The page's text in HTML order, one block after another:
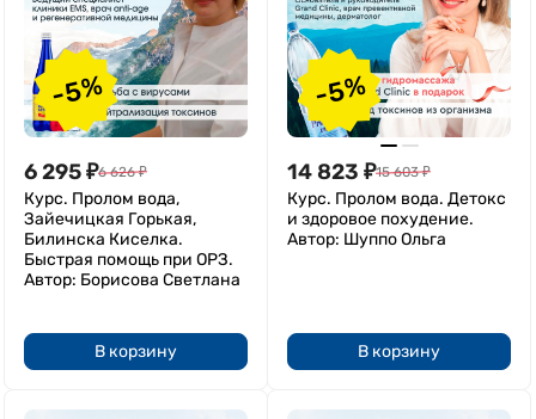
-5%
6 295₽6 626 ₽
Курс. Пролом вода,
Зайечицкая Горькая,
Билинска Киселка.
Быстрая помощь при ОРЗ.
Автор: Борисова Светлана
В корзину
-5%
14 823 ₽15 603 ₽
Курс. Пролом вода. Детокс
и здоровое похудение.
Автор: Шуппо Ольга
В корзину